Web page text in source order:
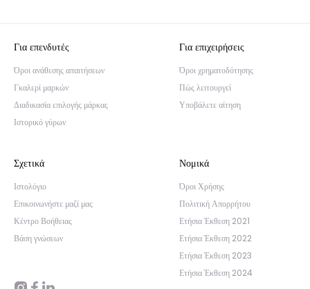
Για επενδυτές
Όροι ανάθεσης απαιτήσεων
Γκαλερί μαρκών
Διαδικασία επιλογής μάρκας
Ιστορικό γύρων
Για επιχειρήσεις
Όροι χρηματοδότησης
Πώς λειτουργεί
Υποβάλετε αίτηση
Σχετικά
Ιστολόγιο
Επικοινωνήστε μαζί μας
Κέντρο Βοήθειας
Βάση γνώσεων
Νομικά
Όροι Χρήσης
Πολιτική Απορρήτου
Ετήσια Έκθεση 2021
Ετήσια Έκθεση 2022
Ετήσια Έκθεση 2023
Ετήσια Έκθεση 2024